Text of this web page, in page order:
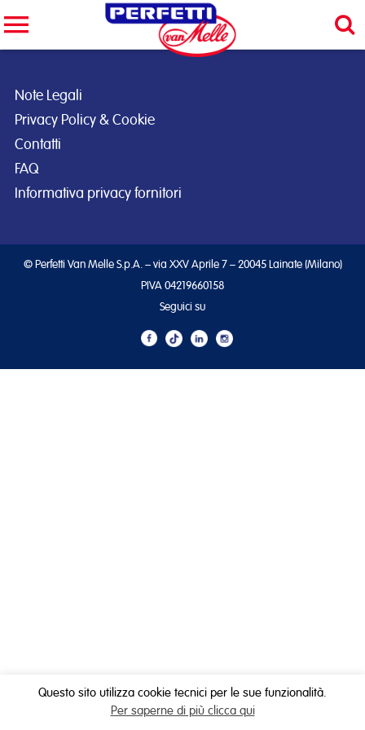
Note Legali
Privacy Policy & Cookie
Contatti
FAQ
Informativa privacy fornitori
© Perfetti Van Melle S.p.A. – via XXV Aprile 7 – 20045 Lainate (Milano)
PIVA 04219660158
Seguici su
Questo sito utilizza cookie tecnici per le sue funzionalità.
Per saperne di più clicca qui